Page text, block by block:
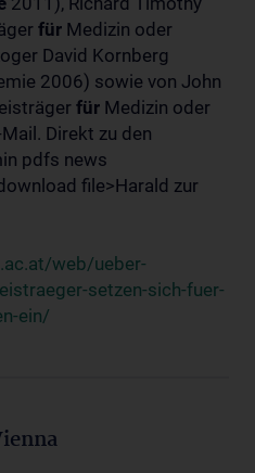
für Medizin oder
David Kornberg
2006) sowie von John
für Medizin oder
Direkt zu den
pdfs news
file>Harald zur
web/ueber-
setzen-sich-fuer-
ein/